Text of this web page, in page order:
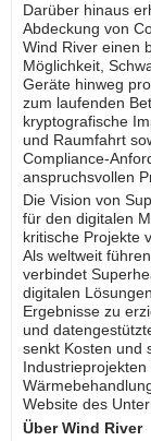
Darüber hinaus
Abdeckung von
Wind River einen
Möglichkeit,
Geräte hinweg
zum laufenden
kryptografische
und Raumfahrt
Compliance-
anspruchsvollen
Die Vision von
für den digitalen
kritische Projekte
Als weltweit
verbindet
digitalen
Ergebnisse zu
und
senkt Kosten und
Website des
Über Wind River